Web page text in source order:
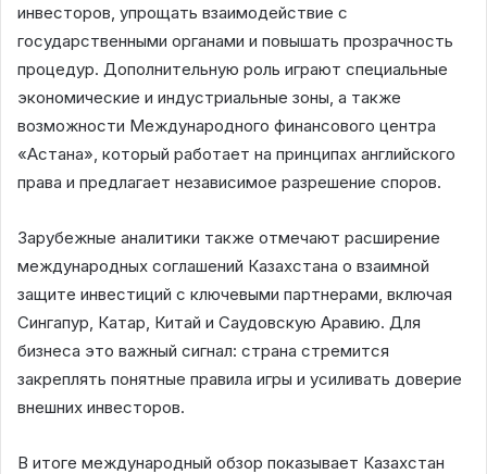
инвесторов, упрощать взаимодействие с
государственными органами и повышать прозрачность
процедур. Дополнительную роль играют специальные
экономические и индустриальные зоны, а также
возможности Международного финансового центра
«Астана», который работает на принципах английского
права и предлагает независимое разрешение споров.
Зарубежные аналитики также отмечают расширение
международных соглашений Казахстана о взаимной
защите инвестиций с ключевыми партнерами, включая
Сингапур, Катар, Китай и Саудовскую Аравию. Для
бизнеса это важный сигнал: страна стремится
закреплять понятные правила игры и усиливать доверие
внешних инвесторов.
В итоге международный обзор показывает Казахстан